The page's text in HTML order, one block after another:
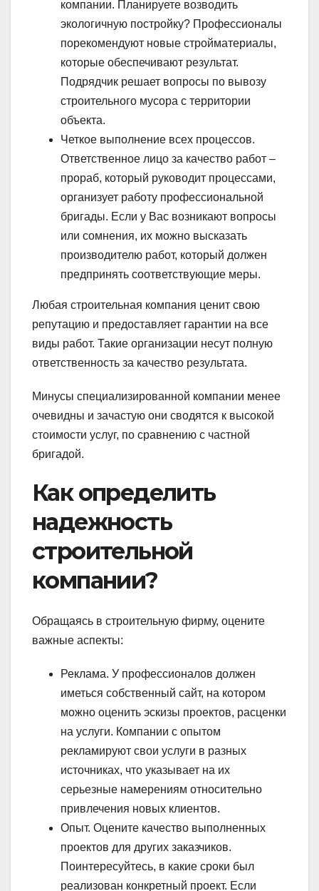
компании. Планируете возводить
экологичную постройку? Профессионалы
порекомендуют новые стройматериалы,
которые обеспечивают результат.
Подрядчик решает вопросы по вывозу
строительного мусора с территории
объекта.
Четкое выполнение всех процессов.
Ответственное лицо за качество работ –
прораб, который руководит процессами,
организует работу профессиональной
бригады. Если у Вас возникают вопросы
или сомнения, их можно высказать
производителю работ, который должен
предпринять соответствующие меры.
Любая строительная компания ценит свою
репутацию и предоставляет гарантии на все
виды работ. Такие организации несут полную
ответственность за качество результата.
Минусы специализированной компании менее
очевидны и зачастую они сводятся к высокой
стоимости услуг, по сравнению с частной
бригадой.
Как определить
надежность
строительной
компании?
Обращаясь в строительную фирму, оцените
важные аспекты:
Реклама. У профессионалов должен
иметься собственный сайт, на котором
можно оценить эскизы проектов, расценки
на услуги. Компании с опытом
рекламируют свои услуги в разных
источниках, что указывает на их
серьезные намерениям относительно
привлечения новых клиентов.
Опыт. Оцените качество выполненных
проектов для других заказчиков.
Поинтересуйтесь, в какие сроки был
реализован конкретный проект. Если